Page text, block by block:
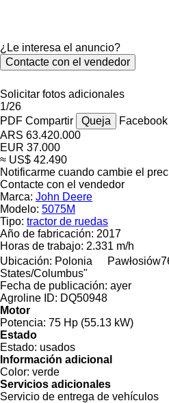
¿Le interesa el anuncio?
Contacte con el vendedor
Solicitar fotos adicionales
1/26
PDF Compartir Queja Facebook
ARS 63.420.000
EUR 37.000
≈ US$ 42.490
Notificarme cuando cambie el
Contacte con el vendedor
Marca: John Deere
Modelo: 5075M
Tipo: tractor de ruedas
Año de fabricación: 2017
Horas de trabajo: 2.331 m/h
Ubicación: Polonia Pawłosiów
States/Columbus"
Fecha de publicación: ayer
Agroline ID: DQ50948
Motor
Potencia: 75 Hp (55.13 kW)
Estado
Estado: usados
Información adicional
Color: verde
Servicios adicionales
Servicio de entrega de vehículos